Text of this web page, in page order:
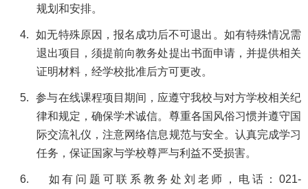
规划和安排。
4.
如无特殊原因，报名成功后不可退出。如有特殊情况需
退出项目，须提前向教务处提出书面申请，并提供相关
证明材料，经学校批准后方可更改。
5.
参与在线课程项目期间，应遵守我校与对方学校相关纪
律和规定，确保学术诚信。尊重各国风俗习惯并遵守国
际交流礼仪，注意网络信息规范与安全。认真完成学习
任务，保证国家与学校尊严与利益不受损害。
6. 如有问题可联系教务处刘老师，电话：021-